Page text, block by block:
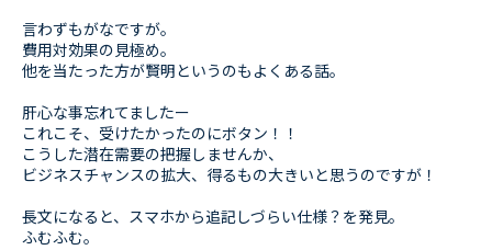
言わずもがなですが。
費用対効果の見極め。
他を当たった方が賢明というのもよくある話。
肝心な事忘れてましたー
これこそ、受けたかったのにボタン！！
こうした潜在需要の把握しませんか、
ビジネスチャンスの拡大、得るもの大きいと思うのですが！
長文になると、スマホから追記しづらい仕様？を発見。
ふむふむ。